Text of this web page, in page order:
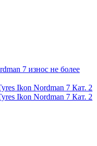
7 износ не более